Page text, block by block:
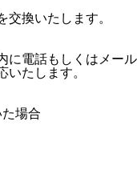
交換いたします。
に電話もしくはメール
いたします。
場合